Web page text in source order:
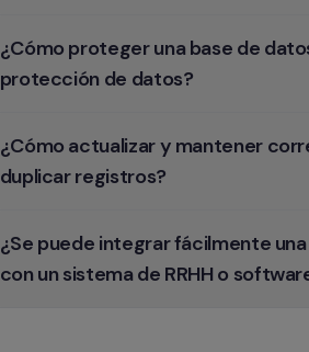
¿Cómo proteger una base de
protección de datos?
¿Cómo actualizar y mantener
duplicar registros?
¿Se puede integrar fácilmente
con un sistema de RRHH o